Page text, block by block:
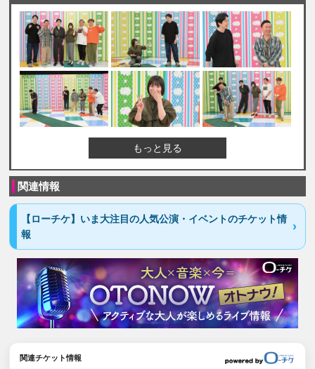
もっと見る
関連情報
【ローチケ】いま大注目の人気公演・イベントのチケット情
報
関連チケット情報